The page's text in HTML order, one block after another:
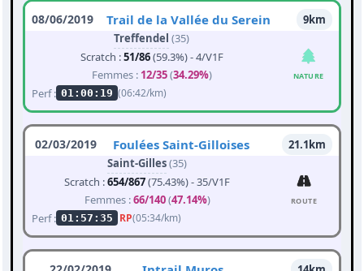
08/06/2019 Trail de la Vallée du Serein
9km
Treffendel (35)
Scratch :51/86(59.3%) - 4/V1F
Femmes : 12/35(34.29%)
Perf : 01:00:19 (06:42/km)
NATURE
02/03/2019 Foulées Saint-Gilloises
21.1km
Saint-Gilles(35)
Scratch :654/867(75.43%) - 35/V1F
Femmes :66/140(47.14%)
Perf : 01:57:35 RP(05:34/km)
ROUTE